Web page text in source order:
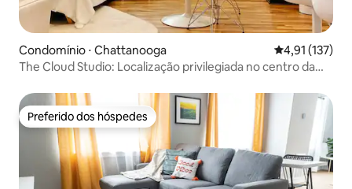
Condomínio ⋅ Chattanooga 4,91 de uma
4,91 (137)
The Cloud Studio: Localização privilegiada no centro da
Preferido dos hóspedes
Preferido dos hóspedes